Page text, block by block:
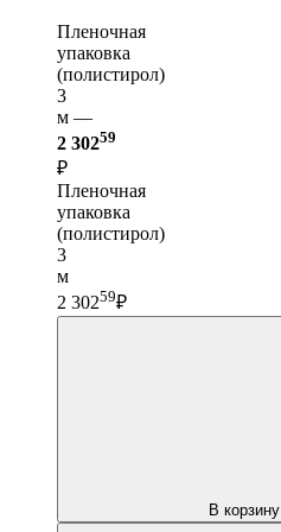
Пленочная
упаковка
(полистирол)
3
м —
2 30259
₽
Пленочная
упаковка
(полистирол)
3
м
2 30259₽
В корзину